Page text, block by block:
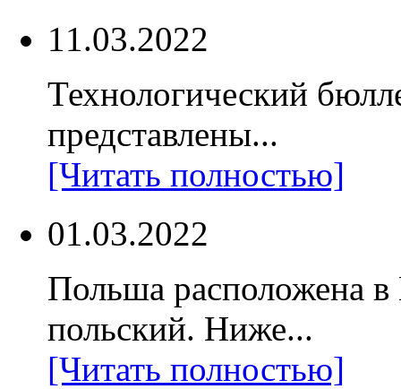
11.03.2022
Технологический
представлены...
[Читать полностью]
01.03.2022
Польша расположена
польский. Ниже...
[Читать полностью]